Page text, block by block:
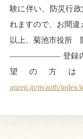
験に伴い、防災行
れますので、お間違
以上、菊池市役所
——————– 登録内
望の方
anzen.jp/m/auth/index/